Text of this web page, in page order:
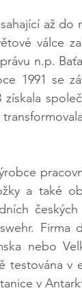
až do
válce
n.p.
1991 se
a také
Firma
nebo
testována v
v